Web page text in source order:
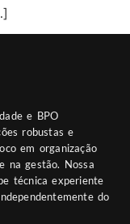
e BPO
robustas e
em organização
na gestão. Nossa
técnica experiente
do